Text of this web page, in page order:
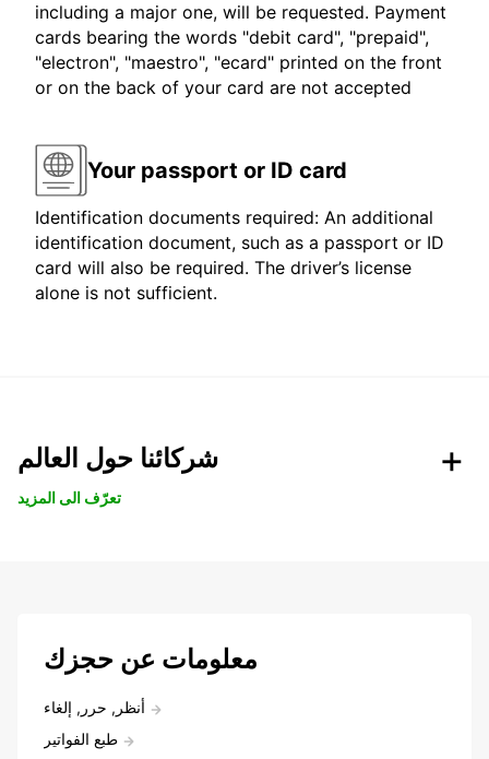
including a major one, will be requested. Payment
cards bearing the words "debit card", "prepaid",
"electron", "maestro", "ecard" printed on the front
or on the back of your card are not accepted
Your passport or ID card
Identification documents required: An additional
identification document, such as a passport or ID
card will also be required. The driver’s license
alone is not sufficient.
شركائنا حول العالم
تعرّف الى المزيد
معلومات عن حجزك
أنظر, حرر, إلغاء
طبع الفواتير